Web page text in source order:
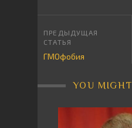
ГМОфобия
YOU